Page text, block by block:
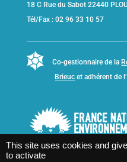
18 C Rue du Sabot 22440
Tél/Fax : 02 96 33 10 57
Co-gestionnaire de la
Brieuc et adhérent de
This site uses cookies and
to activate